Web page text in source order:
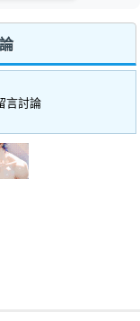
言討論